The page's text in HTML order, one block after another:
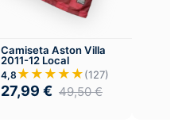
Camiseta Aston Villa
2011-12 Local
4,8 ★★★★★(127)
27,99 € 49,50€